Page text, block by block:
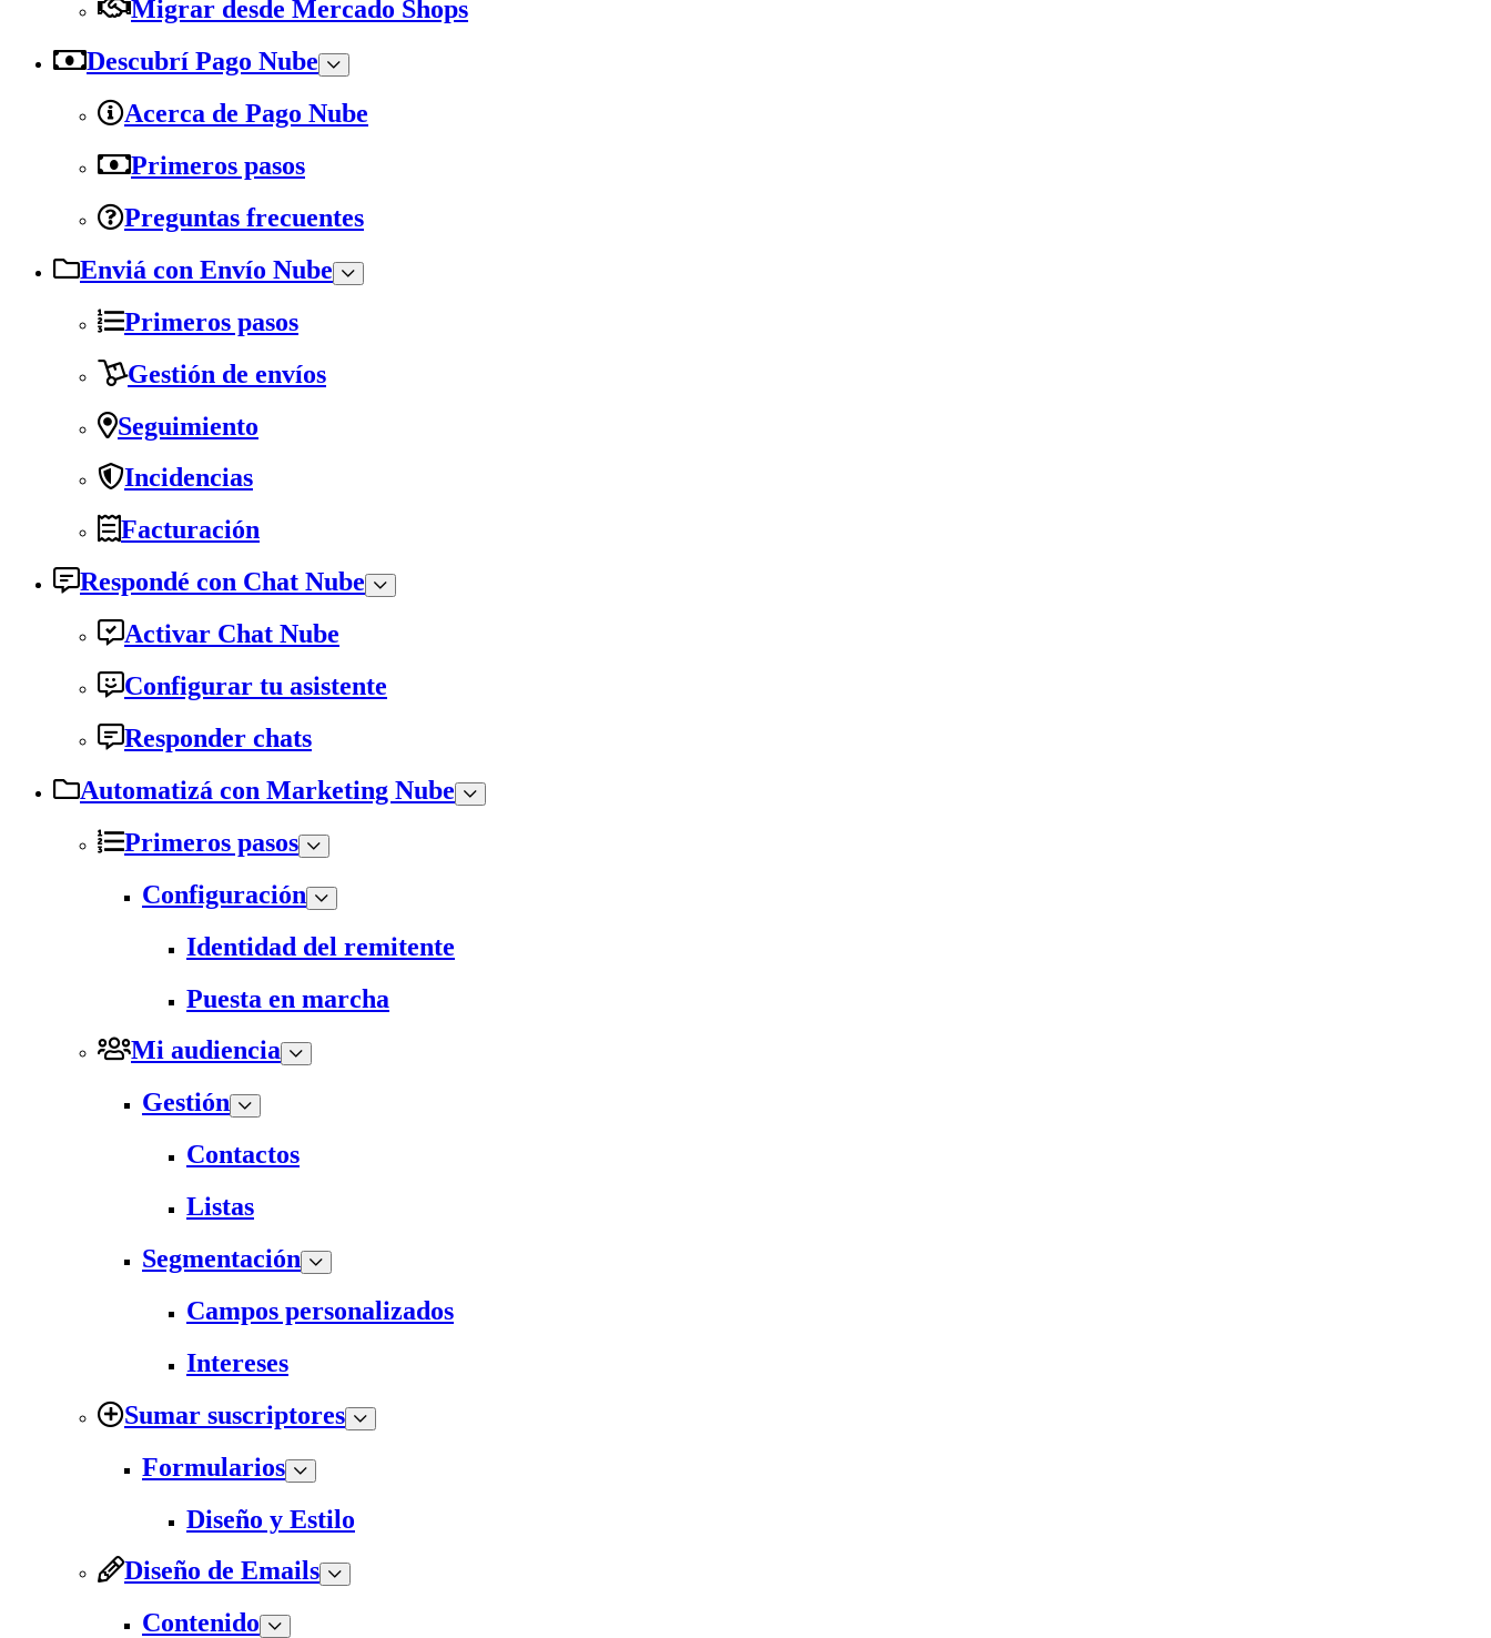
Migrar desde Mercado Shops
Descubrí Pago Nube
Acerca de Pago Nube
Primeros pasos
Preguntas frecuentes
Enviá con Envío Nube
Primeros pasos
Gestión de envíos
Seguimiento
Incidencias
Facturación
Respondé con Chat Nube
Activar Chat Nube
Configurar tu asistente
Responder chats
Automatizá con Marketing Nube
Primeros pasos
Configuración
Identidad del remitente
Puesta en marcha
Mi audiencia
Gestión
Contactos
Listas
Segmentación
Campos personalizados
Intereses
Sumar suscriptores
Formularios
Diseño y Estilo
Diseño de Emails
Contenido